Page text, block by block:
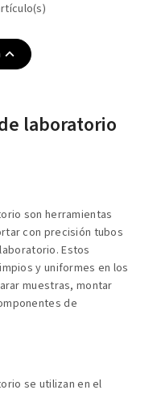

laboratorio
son herramientas
con precisión tubos
Estos
y uniformes en los
muestras, montar
de
se utilizan en el